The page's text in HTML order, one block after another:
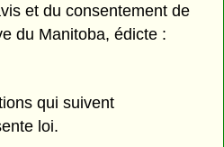
et du consentement de
du Manitoba, édicte :
qui suivent
loi.